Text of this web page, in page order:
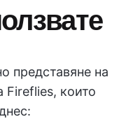
представяне на
Fireflies, които